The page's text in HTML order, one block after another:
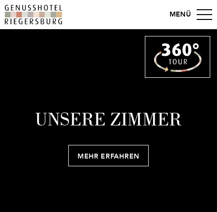
MENÜ
UNSERE ZIMMER
MEHR ERFAHREN